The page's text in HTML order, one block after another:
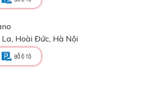
Hoài Đức, Hà Nội